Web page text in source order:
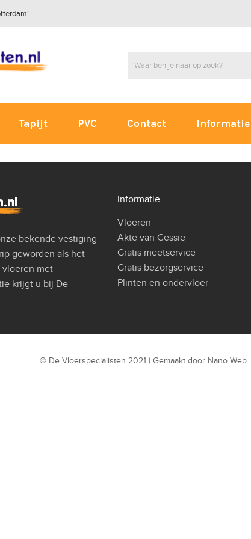
Tapijt PVC Contact Informatie
bekende vestiging
geworden als het
vloeren met
krijgt u bij De
Informatie
Vloeren
Akte van Cessie
Gratis meetservice
Gratis bezorgservice
Plinten en ondervloer
© De Vloerspecialisten 2021 | Gemaakt door Nano Web|